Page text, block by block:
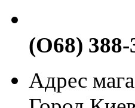
(О68) 388-
Адрес